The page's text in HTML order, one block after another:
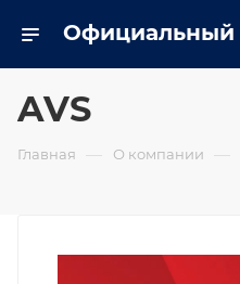
AVS
Главная — О компании —